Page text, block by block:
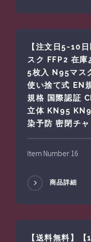
【注文日5-10
スク FFP2 在庫
5枚入 N95マス
使い捨て式 EN
規格 国際認証
立体 KN95
染予防 密閉チ
Item Number 16
商品詳細
【送料無料】